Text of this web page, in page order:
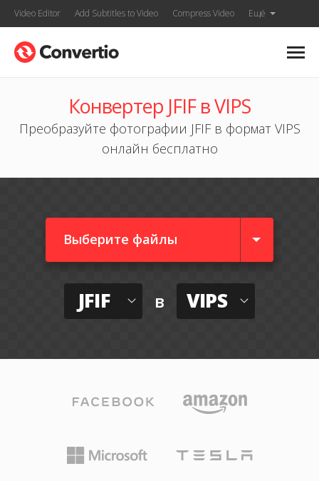
Video Editor Add Subtitles to Video Compress Video Ещё
Конвертер JFIF в VIPS
Преобразуйте фотографии JFIF в формат VIPS
онлайн бесплатно
Выберите файлы
JFIF в VIPS